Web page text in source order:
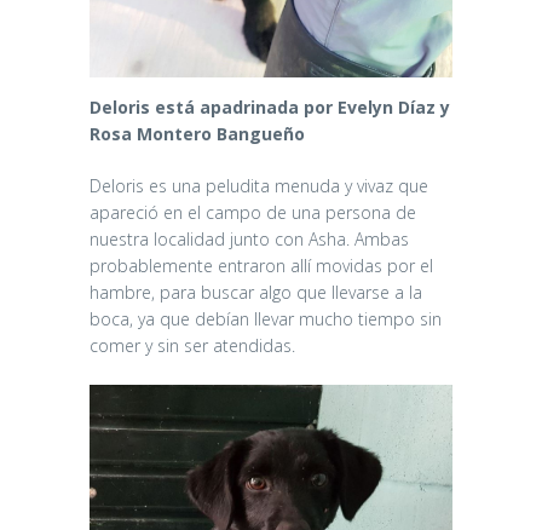
Deloris está apadrinada por Evelyn Díaz y
Rosa Montero Bangueño
Deloris es una peludita menuda y vivaz que
apareció en el campo de una persona de
nuestra localidad junto con Asha. Ambas
probablemente entraron allí movidas por el
hambre, para buscar algo que llevarse a la
boca, ya que debían llevar mucho tiempo sin
comer y sin ser atendidas.